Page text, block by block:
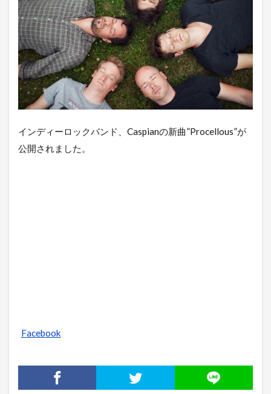
インディーロックバンド、Caspianの新曲”Procellous”が
公開されました。
Facebook